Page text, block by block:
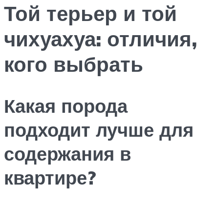
Той терьер и той
чихуахуа: отличия,
кого выбрать
Какая порода
подходит лучше для
содержания в
квартире?